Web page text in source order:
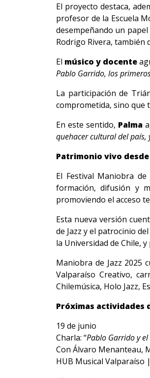
El proyecto destaca,
profesor de la Escuela
desempeñando un
Rodrigo Rivera, también
El músico y docente
Pablo Garrido, los
La participación de
comprometida, sino que
En este sentido, Palma
quehacer cultural del país,
Patrimonio vivo
El Festival Maniobra
formación, difusión y
promoviendo el acceso
Esta nueva versión
de Jazz y el patrocinio
la Universidad de Chile, y
Maniobra de Jazz 2025
Valparaíso Creativo,
Chilemúsica, Holo Jazz,
Próximas actividades
19 de junio
Charla: “Pablo Garrido y
Con Álvaro Menanteau,
HUB Musical Valparaíso